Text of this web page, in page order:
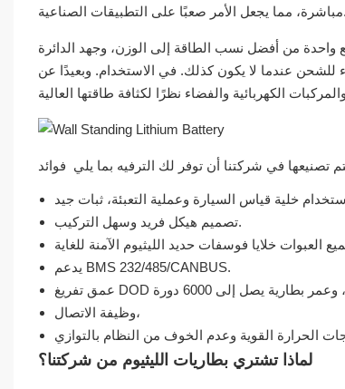
مباشرة، مما يجعل الأمر صعبًا على التطبيقات الصناعية.
مع واحدة من أفضل نسب الطاقة إلى الوزن، وجهد الدائرة
للشحن عندما لا يكون كذلك. في الاستخدام. وبعيدًا عن
تصميم هيكل فريد وسهل التركيب.
يدعم BMS 232/485/CANBUS.
وظيفة الاتصال،
لماذا تشتري بطاريات الليثيوم من شركتنا؟